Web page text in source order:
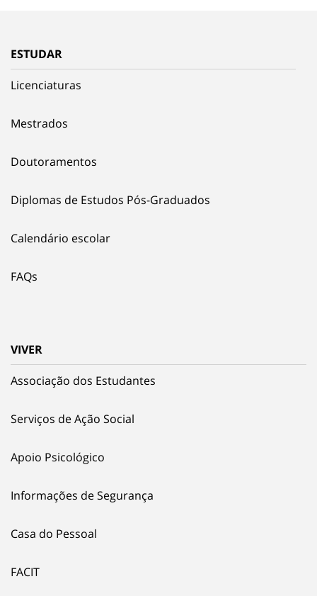
ESTUDAR
Licenciaturas
Mestrados
Doutoramentos
Diplomas de Estudos Pós-Graduados
Calendário escolar
FAQs
VIVER
Associação dos Estudantes
Serviços de Ação Social
Apoio Psicológico
Informações de Segurança
Casa do Pessoal
FACIT